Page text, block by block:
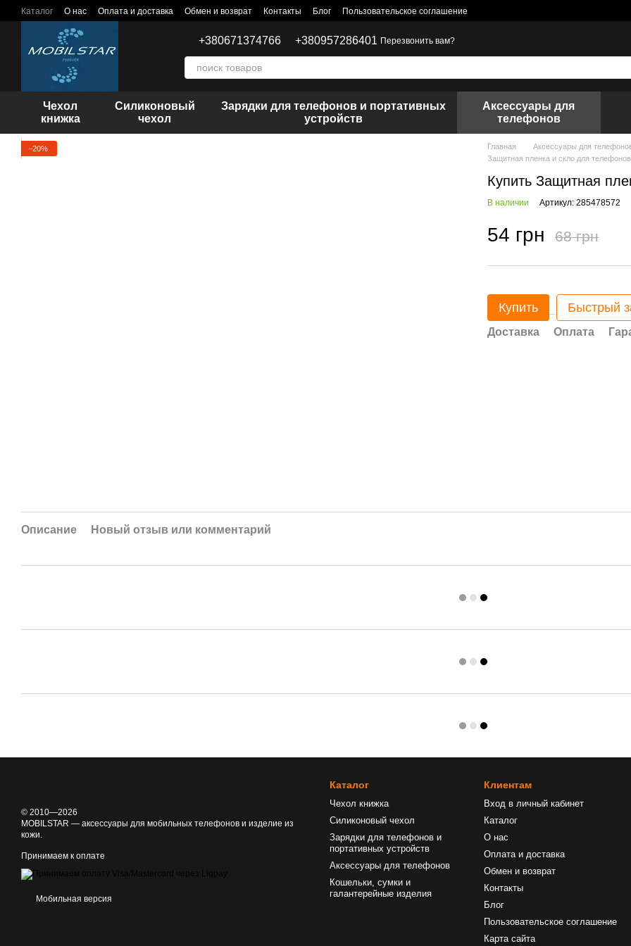
Перейти к основному контенту
Каталог О нас Оплата и доставка Обмен и возврат Контакты Блог Пользовательское соглашение
+380671374766 +380957286401 Перезвонить вам?
Чехол
книжка
Силиконовый
чехол
Зарядки для телефонов и портативных
устройств
Аксессуары для
телефонов
−20% Главная Аксессуары для
Защитная пленка и скло для
Купить Защитная
В наличии Артикул: 285478572
54 грн 68 грн
Купить Быстрый
Доставка Оплата
Описание Новый отзыв или комментарий
© 2010—2026
MOBILSTAR — аксессуары для мобильных телефонов и изделие из
кожи.
Принимаем к оплате
Мобильная версия
Каталог
Чехол книжка
Силиконовый чехол
Зарядки для телефонов и
портативных устройств
Аксессуары для телефонов
Кошельки, сумки и
галантерейные изделия
Клиентам
Вход в личный кабинет
Каталог
О нас
Оплата и доставка
Обмен и возврат
Контакты
Блог
Пользовательское соглашение
Карта сайта